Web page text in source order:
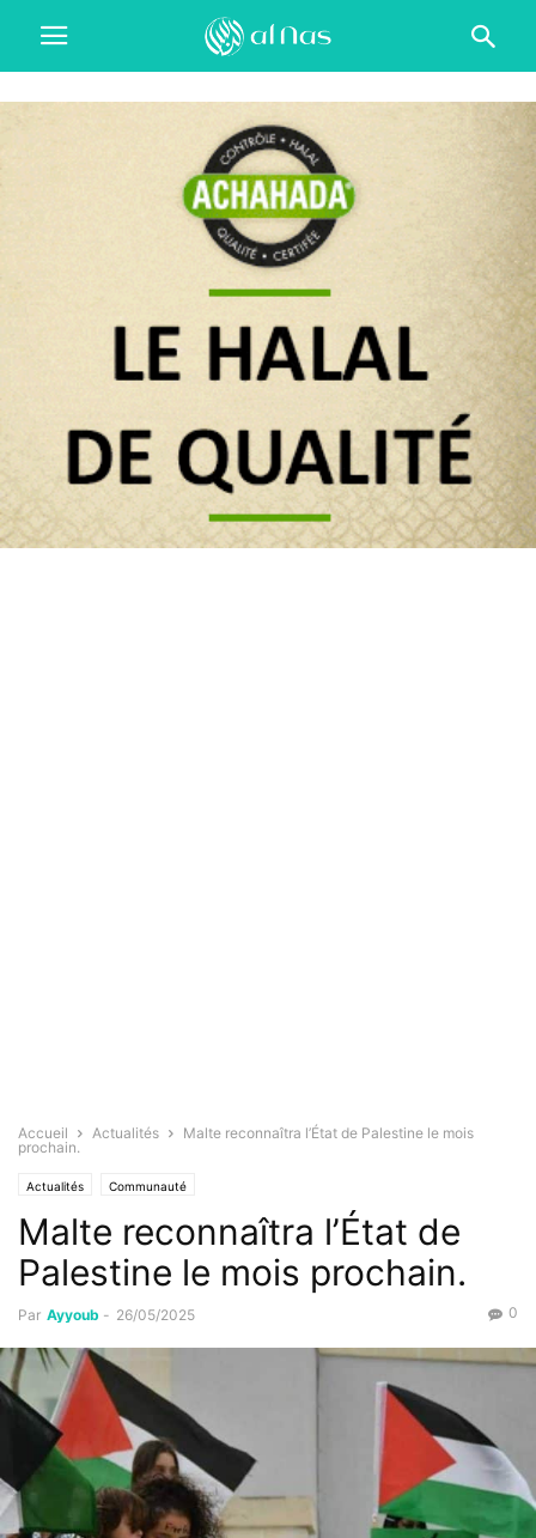
Accueil Actualités
Malte reconnaîtra l’État de Palestine le mois
prochain.
Actualités Communauté
Malte reconnaîtra l’État de
Palestine le mois prochain.
Par Ayyoub - 26/05/2025 0